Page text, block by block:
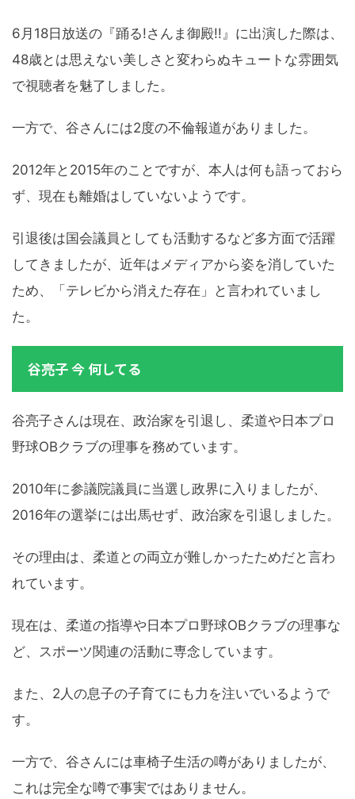
6月18日放送の『踊る!さんま御殿!!』に出演した際は、
48歳とは思えない美しさと変わらぬキュートな雰囲気
で視聴者を魅了しました。
一方で、谷さんには2度の不倫報道がありました。
2012年と2015年のことですが、本人は何も語っておら
ず、現在も離婚はしていないようです。
引退後は国会議員としても活動するなど多方面で活躍
してきましたが、近年はメディアから姿を消していた
ため、「テレビから消えた存在」と言われていまし
た。
谷亮子 今 何してる
谷亮子さんは現在、政治家を引退し、柔道や日本プロ
野球OBクラブの理事を務めています。
2010年に参議院議員に当選し政界に入りましたが、
2016年の選挙には出馬せず、政治家を引退しました。
その理由は、柔道との両立が難しかったためだと言わ
れています。
現在は、柔道の指導や日本プロ野球OBクラブの理事な
ど、スポーツ関連の活動に専念しています。
また、2人の息子の子育てにも力を注いでいるようで
す。
一方で、谷さんには車椅子生活の噂がありましたが、
これは完全な噂で事実ではありません。